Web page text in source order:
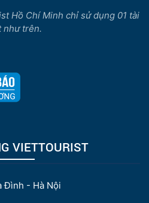
Hồ Chí Minh chỉ sử dụng 01 tài
như trên.
VIETTOURIST
Đình - Hà Nội